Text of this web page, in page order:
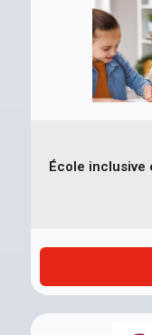
École inclusive